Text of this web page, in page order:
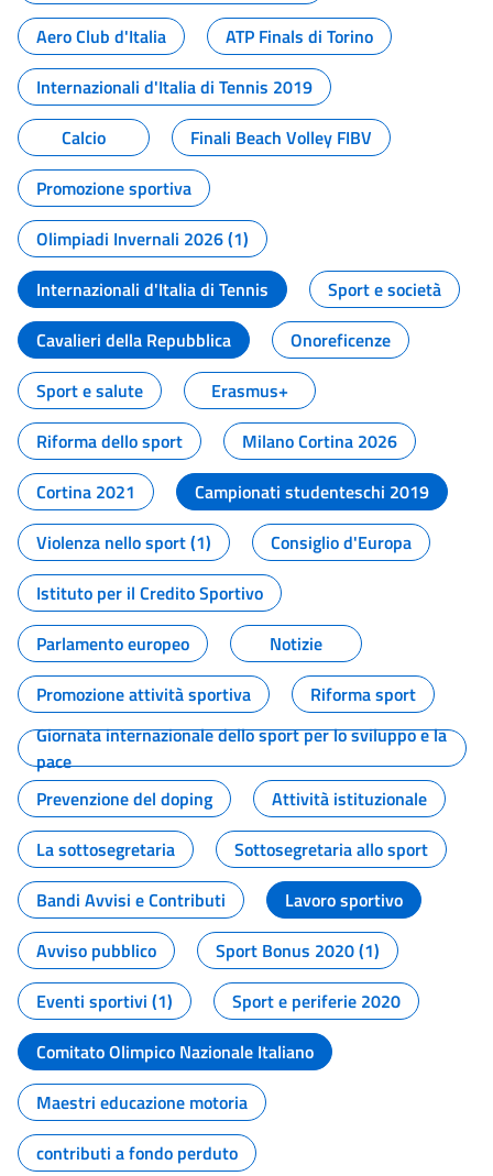
Aero Club d'Italia
ATP Finals di Torino
Internazionali d'Italia di Tennis 2019
Calcio
Finali Beach Volley FIBV
Promozione sportiva
Olimpiadi Invernali 2026 (1)
Internazionali d'Italia di Tennis
Sport e società
Cavalieri della Repubblica
Onoreficenze
Sport e salute
Erasmus+
Riforma dello sport
Milano Cortina 2026
Cortina 2021
Campionati studenteschi 2019
Violenza nello sport (1)
Consiglio d'Europa
Istituto per il Credito Sportivo
Parlamento europeo
Notizie
Promozione attività sportiva
Riforma sport
Giornata internazionale dello sport per lo sviluppo e la
pace
Prevenzione del doping
Attività istituzionale
La sottosegretaria
Sottosegretaria allo sport
Bandi Avvisi e Contributi
Lavoro sportivo
Avviso pubblico
Sport Bonus 2020 (1)
Eventi sportivi (1)
Sport e periferie 2020
Comitato Olimpico Nazionale Italiano
Maestri educazione motoria
contributi a fondo perduto